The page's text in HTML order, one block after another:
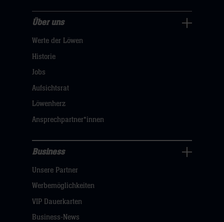
uns
Navigation
öffnen,
hier
Über uns
Werte der Löwen
Historie
Jobs
Aufsichtsrat
Löwenherz
Ansprechpartner*innen
Navigation
öffnen,
dann
klicken
Business
Unsere Partner
Werbemöglichkeiten
VIP Dauerkarten
Business-News